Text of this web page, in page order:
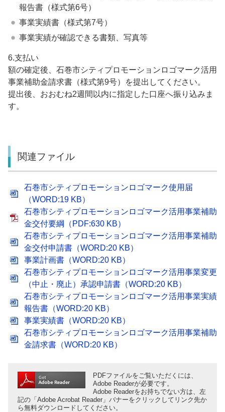
報告書（様式第6号）
事業実績書（様式第7号）
事業実績が確認できる書類、写真等
6.支払い
額の確定後、石巻市シティプロモーションロゴマーク活用
事業補助金請求書（様式第9号）を提出してください。
提出後、おおむね2週間以内に指定した口座へ振り込みま
す。
関連ファイル
石巻市シティプロモーションロゴマーク使用届
（WORD:19 KB）
石巻市シティプロモーションロゴマーク活用事業補助
金交付要綱（PDF:630 KB）
石巻市シティプロモーションロゴマーク活用事業補助
金交付申請書（WORD:20 KB）
事業計画書（WORD:20 KB）
石巻市シティプロモーションロゴマーク活用事業変更
（中止・廃止）承認申請書（WORD:20 KB）
石巻市シティプロモーションロゴマーク活用事業実績
報告書（WORD:20 KB）
事業実績書（WORD:20 KB）
石巻市シティプロモーションロゴマーク活用事業補助
金請求書（WORD:20 KB）
PDFファイルをご覧いただくには、
Adobe Readerが必要です。
Adobe Readerをお持ちでない方は、左
記の「Adobe Acrobat Reader」バナーをクリックしてリンク先か
ら無料ダウンロードしてください。